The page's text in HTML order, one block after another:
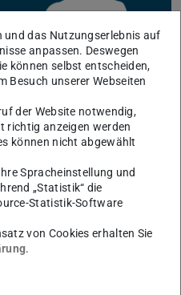
das Nutzungserlebnis auf
anpassen. Deswegen
können selbst entscheiden,
Besuch unserer Webseiten
der Website notwendig,
richtig anzeigen werden
können nicht abgewählt
Spracheinstellung und
„Statistik“ die
Statistik-Software
von Cookies erhalten Sie
.